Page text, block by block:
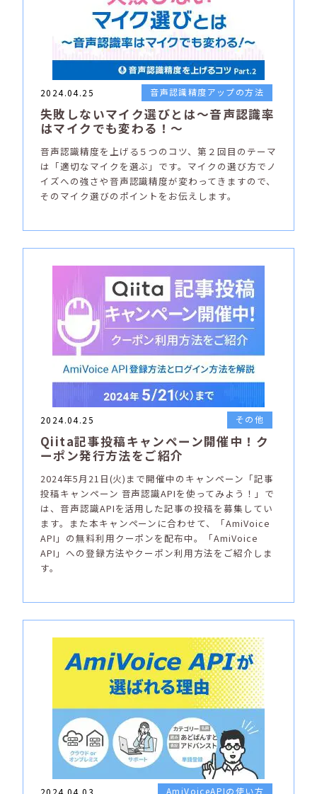
2024.04.25 音声認識精度アップの方法
失敗しないマイク選びとは～音声認識率
はマイクでも変わる！～
音声認識精度を上げる５つのコツ、第２回目のテーマ
は「適切なマイクを選ぶ」です。マイクの選び方でノ
イズへの強さや音声認識精度が変わってきますので、
そのマイク選びのポイントをお伝えします。
2024.04.25 その他
Qiita記事投稿キャンペーン開催中！ク
ーポン発行方法をご紹介
2024年5月21日(火)まで開催中のキャンペーン「記事
投稿キャンペーン 音声認識APIを使ってみよう！」で
は、音声認識APIを活用した記事の投稿を募集してい
ます。また本キャンペーンに合わせて、「AmiVoice
API」の無料利用クーポンを配布中。「AmiVoice
API」への登録方法やクーポン利用方法をご紹介しま
す。
2024.04.03 AmiVoiceAPIの使い方